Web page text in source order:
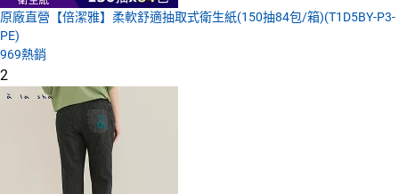
原廠直營【倍潔雅】柔軟舒適抽取式衛生紙(150抽84包/箱)(T1D5BY-P3-
PE)
969熱銷
2